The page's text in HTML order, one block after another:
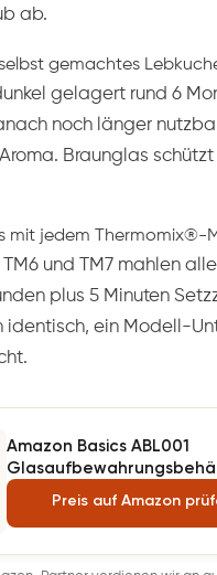
ab.
gemachtes
gelagert rund 6
noch länger
Braunglas
mit jedem Thermomix®-
TM6 und TM7 mahlen
plus 5 Minuten
identisch, ein Modell-
Amazon Basics ABL001
Stück, 120 ml, transparent
Preis auf Amazon